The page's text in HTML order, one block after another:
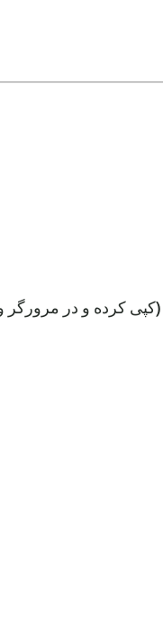
کرده و در مرورگر